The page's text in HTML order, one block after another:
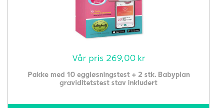
Vår pris 269,00 kr
Pakke med 10 eggløsningstest + 2 stk. Babyplan
graviditetstest stav inkludert